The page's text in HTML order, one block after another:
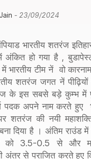
- 23/09/2024
भारतीय शतरंज
अंकित हो गया है ,
टीम नें वो
शतरंज जगत नें
के इस सबसे बड़े कुम्भ में
पदक अपने नाम करते हुए
शतरंज की नयी
बना दिया है । अंतिम राउंड
को 3.5-0.5 से और
अंतर से पराजित करते हुए